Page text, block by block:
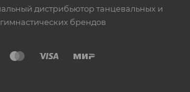
дистрибьютор танцевальных и
гимнастических брендов